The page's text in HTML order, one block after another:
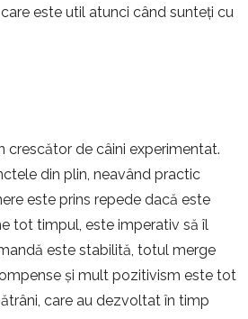
este util atunci când sunteți cu
crescător de câini experimentat.
din plin, neavând practic
este prins repede dacă este
tot timpul, este imperativ să îl
este stabilită, totul merge
și mult pozitivism este tot
care au dezvoltat în timp